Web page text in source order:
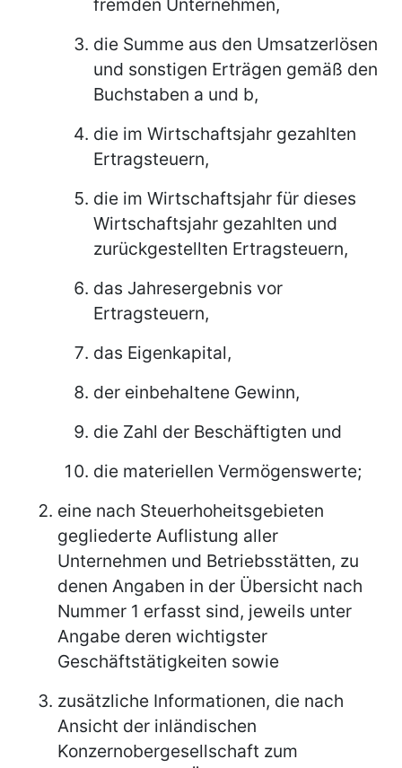
die Summe aus den Umsatzerlösen
und sonstigen Erträgen gemäß den
Buchstaben a und b,
die im Wirtschaftsjahr gezahlten
Ertragsteuern,
die im Wirtschaftsjahr für dieses
Wirtschaftsjahr gezahlten und
zurückgestellten Ertragsteuern,
das Jahresergebnis vor
Ertragsteuern,
das Eigenkapital,
der einbehaltene Gewinn,
die Zahl der Beschäftigten und
die materiellen Vermögenswerte;
eine nach Steuerhoheitsgebieten
gegliederte Auflistung aller
Unternehmen und Betriebsstätten, zu
denen Angaben in der Übersicht nach
Nummer 1 erfasst sind, jeweils unter
Angabe deren wichtigster
Geschäftstätigkeiten sowie
zusätzliche Informationen, die nach
Ansicht der inländischen
Konzernobergesellschaft zum